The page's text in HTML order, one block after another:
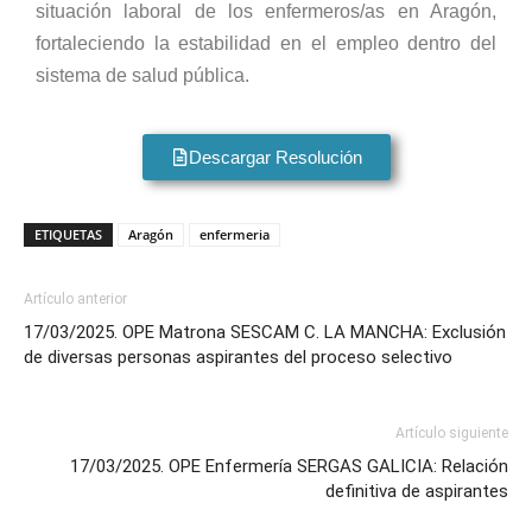
situación laboral de los enfermeros/as en Aragón,
fortaleciendo la estabilidad en el empleo dentro del
sistema de salud pública.
Descargar Resolución
ETIQUETAS Aragón enfermeria
Artículo anterior
17/03/2025. OPE Matrona SESCAM C. LA MANCHA: Exclusión
de diversas personas aspirantes del proceso selectivo
Artículo siguiente
17/03/2025. OPE Enfermería SERGAS GALICIA: Relación
definitiva de aspirantes